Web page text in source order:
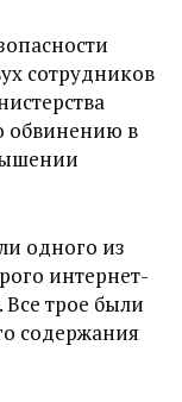
сотрудников
обвинению в
одного из
интернет-
трое были
содержания